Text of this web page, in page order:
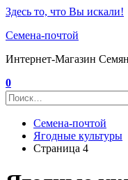
Здесь то, что Вы искали!
Семена-почтой
Интернет-Магазин Семян
0
Семена-почтой
Ягодные культуры
Страница 4